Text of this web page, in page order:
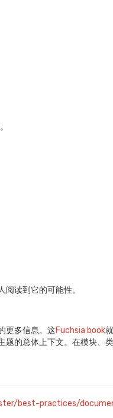
读到它的可能性。
更多信息。这Fuchsia book
的总体上下文。在模块、
best-practices/